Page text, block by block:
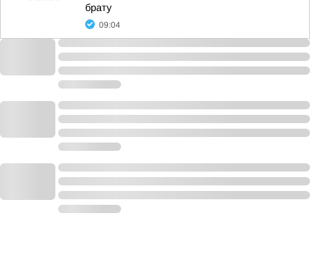
брату
09:04